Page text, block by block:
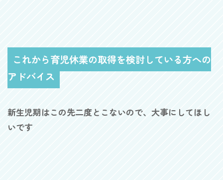
これから育児休業の取得を検討している方への
アドバイス
新生児期はこの先二度とこないので、大事にしてほし
いです